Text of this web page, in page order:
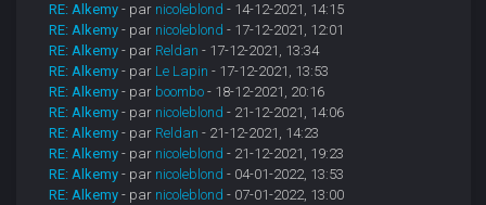
RE: Alkemy - par nicoleblond - 14-12-2021, 14:15
RE: Alkemy - par nicoleblond - 17-12-2021, 12:01
RE: Alkemy - par Reldan - 17-12-2021, 13:34
RE: Alkemy - par Le Lapin - 17-12-2021, 13:53
RE: Alkemy - par boombo - 18-12-2021, 20:16
RE: Alkemy - par nicoleblond - 21-12-2021, 14:06
RE: Alkemy - par Reldan - 21-12-2021, 14:23
RE: Alkemy - par nicoleblond - 21-12-2021, 19:23
RE: Alkemy - par nicoleblond - 04-01-2022, 13:53
RE: Alkemy - par nicoleblond - 07-01-2022, 13:00